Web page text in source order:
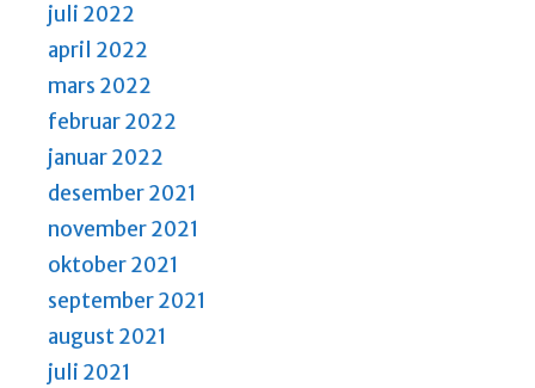
juli 2022
april 2022
mars 2022
februar 2022
januar 2022
desember 2021
november 2021
oktober 2021
september 2021
august 2021
juli 2021